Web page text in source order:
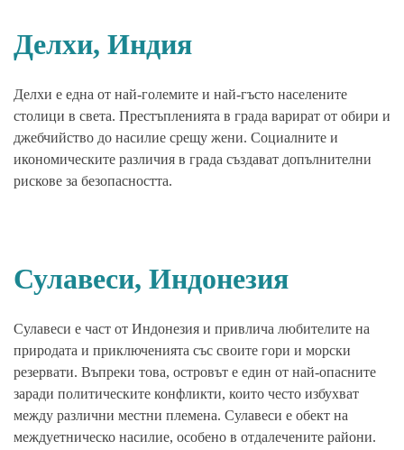
Делхи, Индия
Делхи е една от най-големите и най-гъсто населените
столици в света. Престъпленията в града варират от обири и
джебчийство до насилие срещу жени. Социалните и
икономическите различия в града създават допълнителни
рискове за безопасността.
Сулавеси, Индонезия
Сулавеси е част от Индонезия и привлича любителите на
природата и приключенията със своите гори и морски
резервати. Въпреки това, островът е един от най-опасните
заради политическите конфликти, които често избухват
между различни местни племена. Сулавеси е обект на
междуетническо насилие, особено в отдалечените райони.